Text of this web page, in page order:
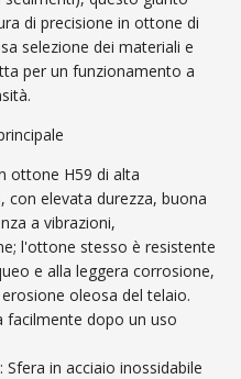
di precisione in ottone di
selezione dei materiali e
per un funzionamento a
ottone H59 di alta
con elevata durezza, buona
a vibrazioni,
l'ottone stesso è resistente
e alla leggera corrosione,
oleosa del telaio.
facilmente dopo un uso
in acciaio inossidabile